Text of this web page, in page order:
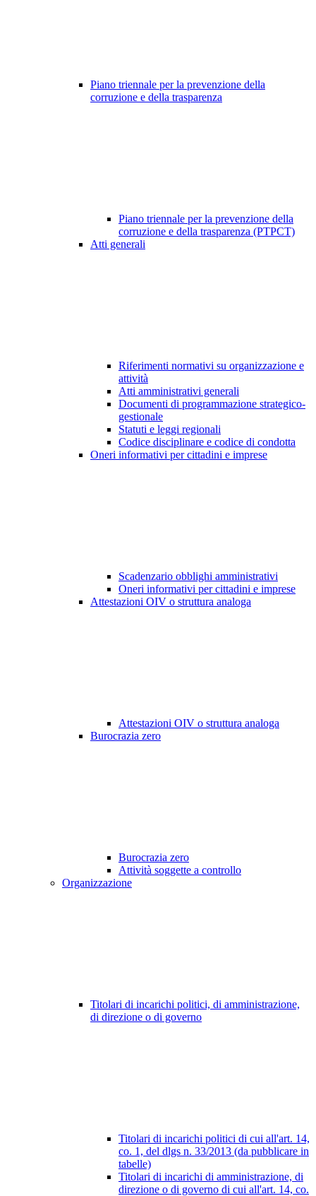
Piano triennale per la prevenzione della
corruzione e della trasparenza
Piano triennale per la prevenzione della
corruzione e della trasparenza (PTPCT)
Atti generali
Riferimenti normativi su organizzazione e
attività
Atti amministrativi generali
Documenti di programmazione strategico-
gestionale
Statuti e leggi regionali
Codice disciplinare e codice di condotta
Oneri informativi per cittadini e imprese
Scadenzario obblighi amministrativi
Oneri informativi per cittadini e imprese
Attestazioni OIV o struttura analoga
Attestazioni OIV o struttura analoga
Burocrazia zero
Burocrazia zero
Attività soggette a controllo
Organizzazione
Titolari di incarichi politici, di amministrazione,
di direzione o di governo
Titolari di incarichi politici di cui all'art. 14,
co. 1, del dlgs n. 33/2013 (da pubblicare in
tabelle)
Titolari di incarichi di amministrazione, di
direzione o di governo di cui all'art. 14, co.